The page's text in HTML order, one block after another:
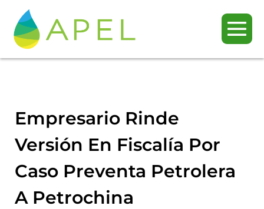
Empresario Rinde
Versión En Fiscalía Por
Caso Preventa Petrolera
A Petrochina